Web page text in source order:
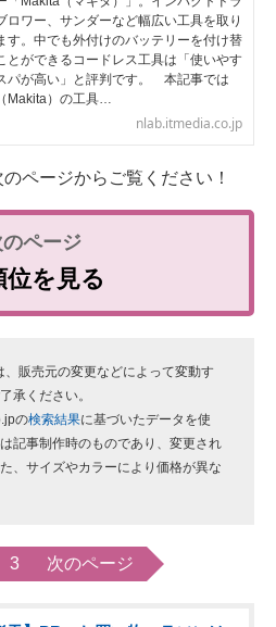
ロワー、サンダーなど幅広い工具を取り
す。中でも外付けのバッテリーを付け替
とができるコードレス工具は「使いやす
パが高い」と評判です。 本記事では
Makita）の工具…
nlab.itmedia.co.jp
ページからご覧ください！
位を見る
販売元の変更などによって変動す
承ください。
の検索結果に基づいたデータを使
記事制作時のものであり、変更され
、サイズやカラーにより価格が異な
3 次のページ